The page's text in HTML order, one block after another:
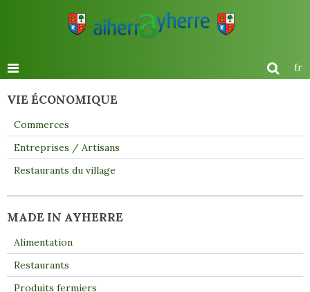
fr
VIE ÉCONOMIQUE
Commerces
Entreprises / Artisans
Restaurants du village
MADE IN AYHERRE
Alimentation
Restaurants
Produits fermiers